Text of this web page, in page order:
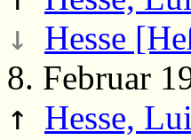
↓ Hesse
8. Februar
↑ Hesse,